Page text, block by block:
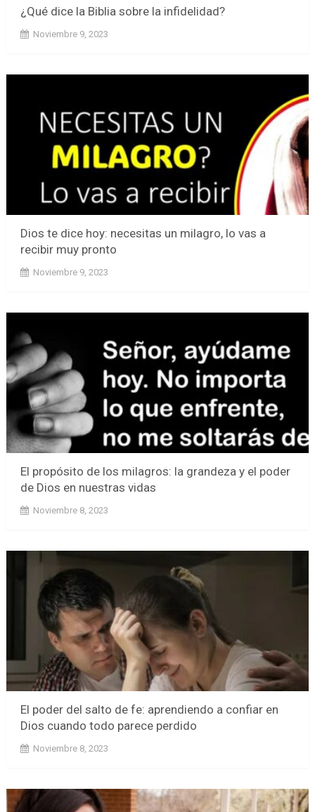
¿Qué dice la Biblia sobre la infidelidad?
Noviembre 9, 2023
Dios te dice hoy: necesitas un milagro, lo vas a
recibir muy pronto
Noviembre 9, 2023
El propósito de los milagros: la grandeza y el poder
de Dios en nuestras vidas
Noviembre 8, 2023
El poder del salto de fe: aprendiendo a confiar en
Dios cuando todo parece perdido
Noviembre 8, 2023